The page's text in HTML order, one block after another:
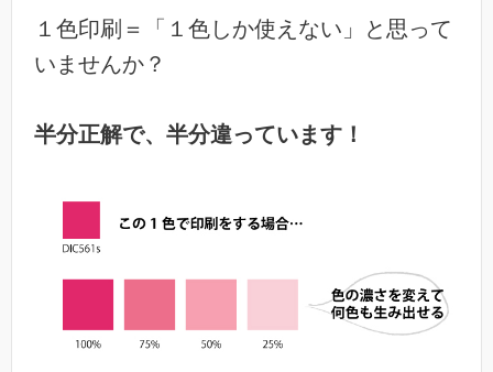
１色印刷＝「１色しか使えない」と思って
いませんか？
半分正解で、半分違っています！